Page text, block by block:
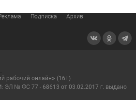
Подписка
Архив
рабочий онлайн» (16+)
ЭЛ № ФС 77 - 68613 от 03.02.2017 г. выдано